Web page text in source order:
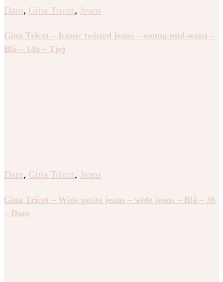
Dam, Gina Tricot, Jeans
Gina Tricot – Iconic twisted jeans – young-mid-waist –
Blå – 146 – Tjej
Dam, Gina Tricot, Jeans
Gina Tricot – Wide petite jeans – wide jeans – Blå – 36
– Dam